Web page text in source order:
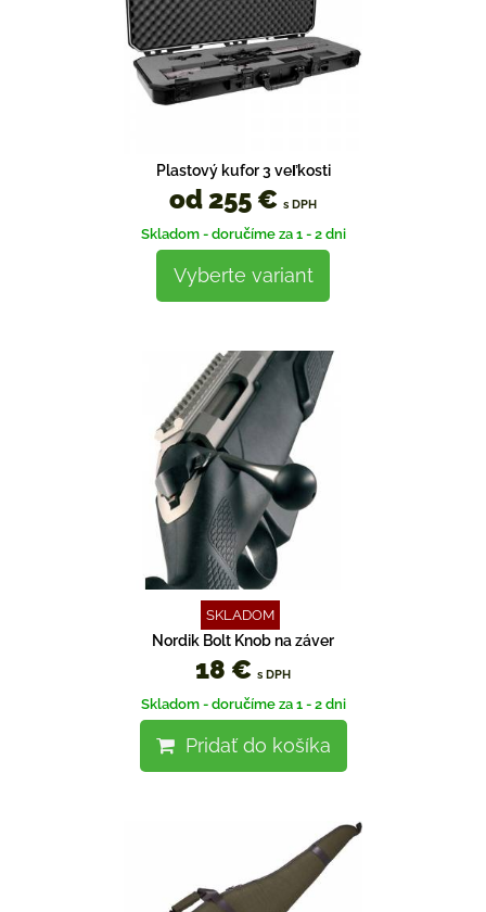
Plastový kufor 3 veľkosti
od 255 € s DPH
Skladom - doručíme za 1 - 2 dni
Vyberte variant
SKLADOM
Nordik Bolt Knob na záver
18 € s DPH
Skladom - doručíme za 1 - 2 dni
Pridať do košíka